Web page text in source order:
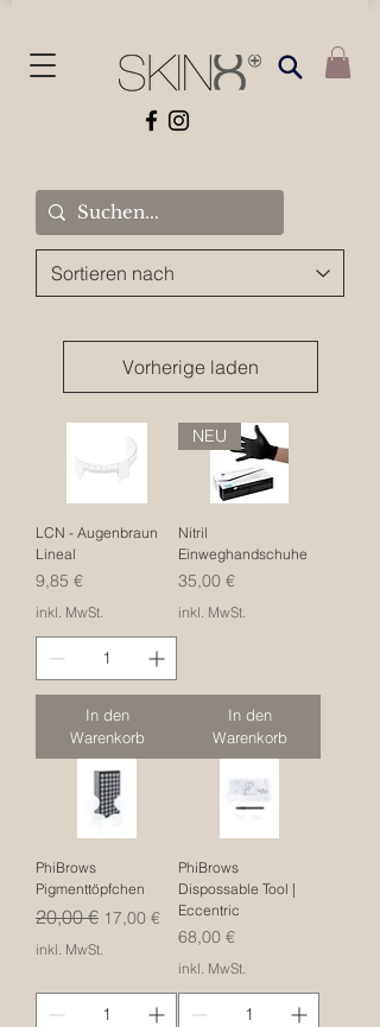
Vorherige laden
LCN - Augenbraun
Lineal
Preis
9,85 €
inkl. MwSt.
In den
Warenkorb
NEU
Nitril
Einweghandschuhe
Preis
35,00 €
inkl. MwSt.
In den
Warenkorb
PhiBrows
Pigmenttöpfchen
Standardpreis
20,00 € Sale-Preis
17,00 €
inkl. MwSt.
PhiBrows
Dispossable Tool |
Eccentric
Preis
68,00 €
inkl. MwSt.